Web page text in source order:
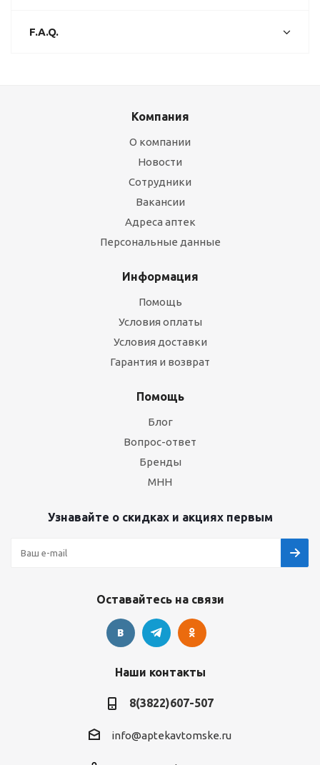
F.A.Q.
Компания
О компании
Новости
Сотрудники
Вакансии
Адреса аптек
Персональные данные
Информация
Помощь
Условия оплаты
Условия доставки
Гарантия и возврат
Помощь
Блог
Вопрос-ответ
Бренды
МНН
Узнавайте о скидках и акциях первым
Оставайтесь на связи
Наши контакты
8(3822)607-507
info@aptekavtomske.ru